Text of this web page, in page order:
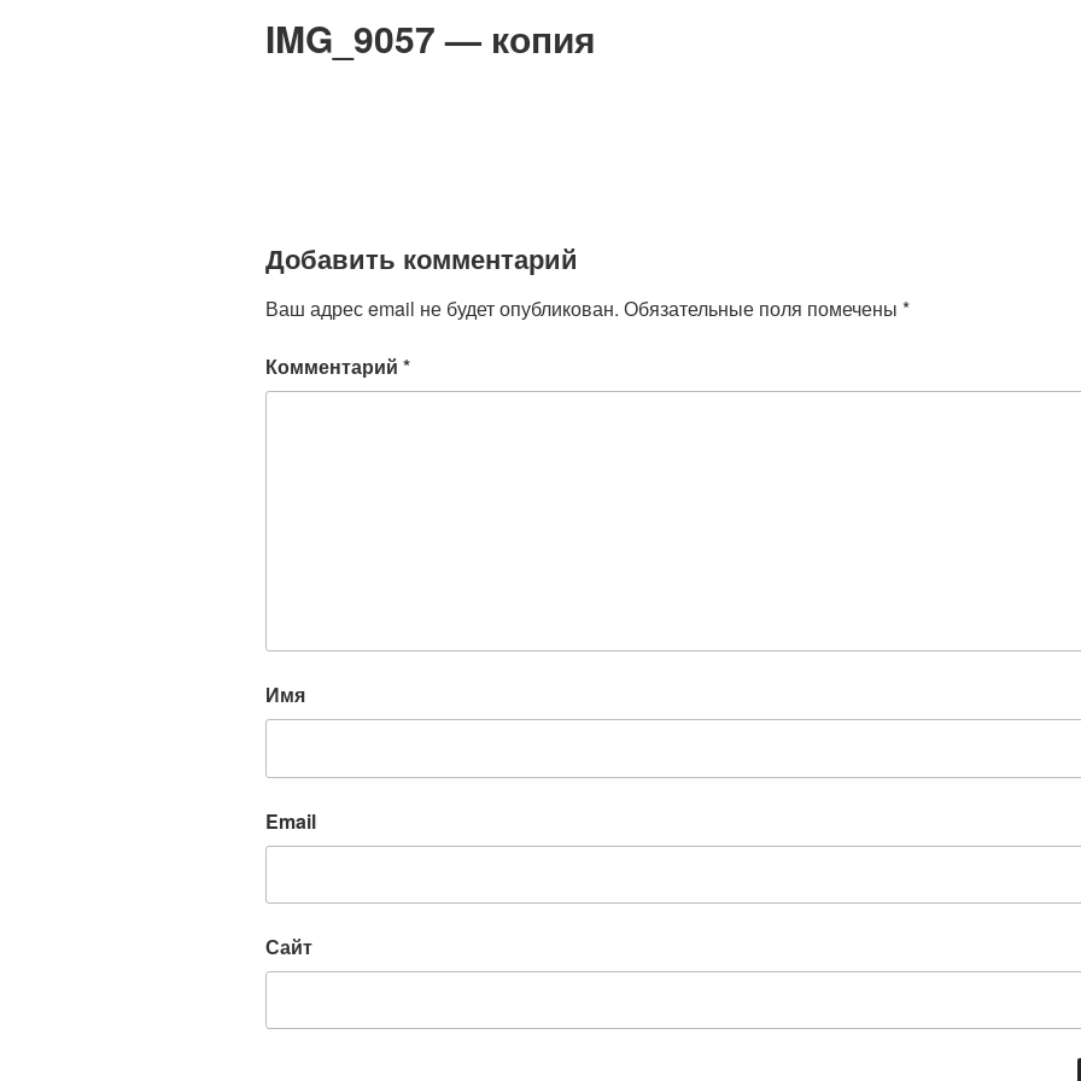
IMG_9057 — копия
Добавить комментарий
Ваш адрес email не будет опубликован. Обязательные поля помечены *
Комментарий *
Имя
Email
Сайт